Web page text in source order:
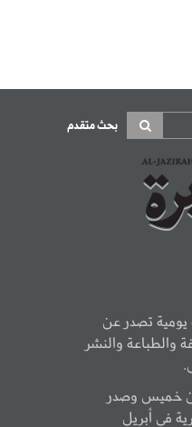
بحث متقدم
تصدر عن
والطباعة والنشر
خميس وصدر
في أبريل